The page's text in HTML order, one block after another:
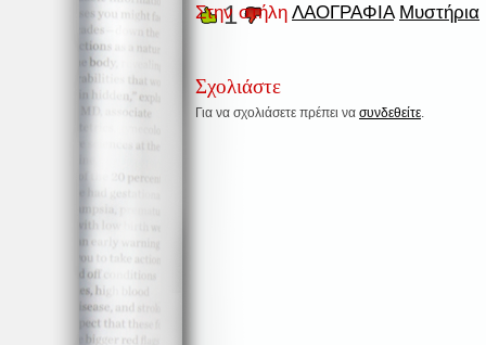
Στην στήλη ΛΑΟΓΡΑΦΙΑ Μυστήρια
1
Σχολιάστε
Για να σχολιάσετε πρέπει να συνδεθείτε.